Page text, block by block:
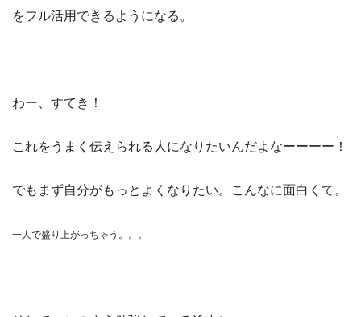
をフル活用できるようになる。
わー、すてき！
これをうまく伝えられる人になりたいんだよなーーーー！
でもまず自分がもっとよくなりたい。こんなに面白くて。
一人で盛り上がっちゃう。。。